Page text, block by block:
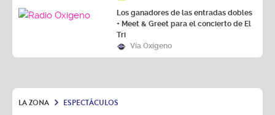
Los ganadores de las entradas dobles
+ Meet & Greet para el concierto de El
Tri
Vía Oxígeno
LA ZONA ESPECTÁCULOS